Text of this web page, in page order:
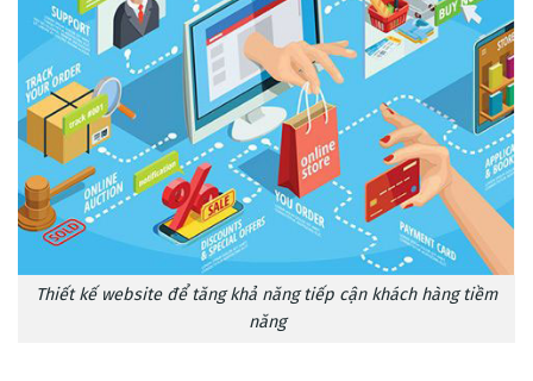
Thiết kế website để tăng khả năng tiếp cận khách hàng tiềm
năng